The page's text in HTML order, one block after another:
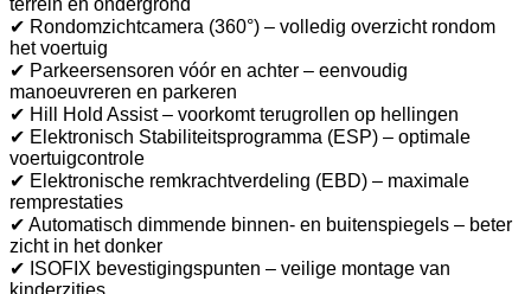
✔ Rondomzichtcamera (360°) – volledig overzicht rondom
het voertuig
✔ Parkeersensoren vóór en achter – eenvoudig
manoeuvreren en parkeren
✔ Hill Hold Assist – voorkomt terugrollen op hellingen
✔ Elektronisch Stabiliteitsprogramma (ESP) – optimale
voertuigcontrole
✔ Elektronische remkrachtverdeling (EBD) – maximale
remprestaties
✔ Automatisch dimmende binnen- en buitenspiegels – beter
zicht in het donker
✔ ISOFIX bevestigingspunten – veilige montage van
kinderzitjes